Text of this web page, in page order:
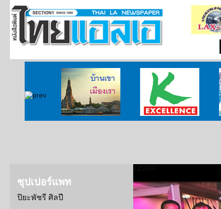
บ้านเขา เมืองเรา ศูนย์วิจัยกสิกรไทย
ซุปเปอร์แพท
ปิยะพัชรี ศิลปี